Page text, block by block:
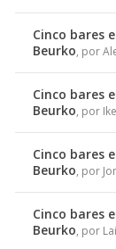
Cinco bares
Beurko, por
Cinco bares
Beurko, por
Cinco bares
Beurko, por
Cinco bares
Beurko, por